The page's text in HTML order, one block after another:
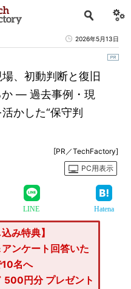
2026年5月13日
、初動判断と復旧
か ― 過去事例・現
かした“保守判
[PR／TechFactory]
PC用表示
LINE Hatena
み特典】
ンケート回答いた
名へ
円分 プレゼント